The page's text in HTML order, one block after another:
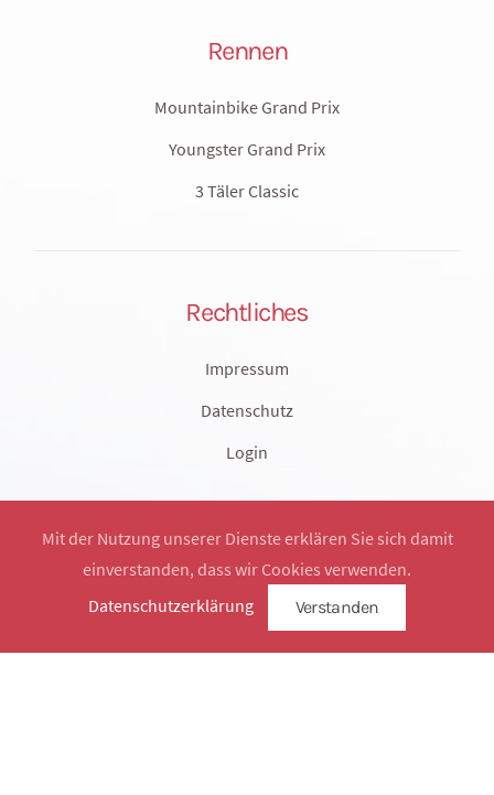
Rennen
Mountainbike Grand Prix
Youngster Grand Prix
3 Täler Classic
Rechtliches
Impressum
Datenschutz
Login
Mit der Nutzung unserer Dienste erklären Sie sich damit
einverstanden, dass wir Cookies verwenden.
Datenschutzerklärung
Verstanden